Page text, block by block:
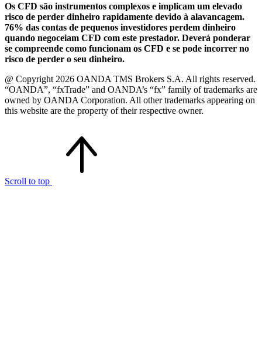
Os CFD são instrumentos complexos e implicam um elevado
risco de perder dinheiro rapidamente devido à alavancagem.
76% das contas de pequenos investidores perdem dinheiro
quando negoceiam CFD com este prestador. Deverá ponderar
se compreende como funcionam os CFD e se pode incorrer no
risco de perder o seu dinheiro.
@ Copyright 2026 OANDA TMS Brokers S.A. All rights reserved.
“OANDA”, “fxTrade” and OANDA’s “fx” family of trademarks are
owned by OANDA Corporation. All other trademarks appearing on
this website are the property of their respective owner.
Scroll to top